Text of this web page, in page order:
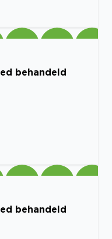
behandeld
behandeld